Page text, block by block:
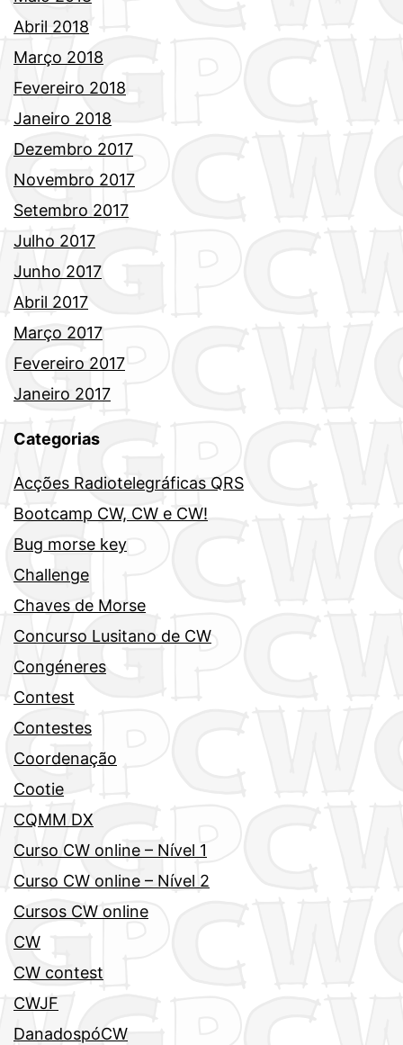
Abril 2018
Março 2018
Fevereiro 2018
Janeiro 2018
Dezembro 2017
Novembro 2017
Setembro 2017
Julho 2017
Junho 2017
Abril 2017
Março 2017
Fevereiro 2017
Janeiro 2017
Categorias
Acções Radiotelegráficas QRS
Bootcamp CW, CW e CW!
Bug morse key
Challenge
Chaves de Morse
Concurso Lusitano de CW
Congéneres
Contest
Contestes
Coordenação
Cootie
CQMM DX
Curso CW online – Nível 1
Curso CW online – Nível 2
Cursos CW online
CW
CW contest
CWJF
DanadospóCW